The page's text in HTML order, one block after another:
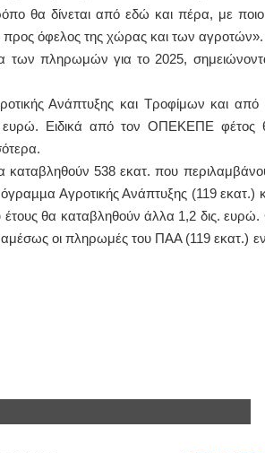
θα δίνεται από εδώ και πέρα, με
προς όφελος της χώρας και των αγροτών».
των πληρωμών για το 2025,
Ανάπτυξης και Τροφίμων και από
ευρώ. Ειδικά από τον ΟΠΕΚΕΠΕ φέτος
καταβληθούν 538 εκατ. που
Αγροτικής Ανάπτυξης (119 εκατ.)
έτους θα καταβληθούν άλλα 1,2 δις. ευρώ.
αμέσως οι πληρωμές του ΠΑΑ (119 εκατ.)
ΧΕΙΡΟΥΡΓΟΣ
ΟΦΘΑΛΜΙΑΤΡΟΣ
Διδάκτωρ Ιατρικής Σχολής
Πανεπιστημίου Αθηνών
Καλλιπόλεως 3,Νέα Σμύρνη,
2251038065
Χειρουργός Ωτορινολαρυγγολόγος
Έλενα Μπούμπα
Στρατιωτικός Ιατρός
Διδ.Παν.Αθηνών
Διπλωματούχος Ευρ.Ακαδημίας
Πάρνηθας 95-97 Αχαρναί
2102467085 & 6938502258
email- elenboumpa@gmail.com